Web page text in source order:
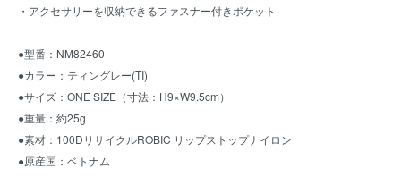
・アクセサリーを収納できるファスナー付きポケット
●型番：NM82460
●カラー：ティングレー(TI)
●サイズ：ONE SIZE（寸法：H9×W9.5cm）
●重量：約25g
●素材：100DリサイクルROBIC リップストップナイロン
●原産国：ベトナム